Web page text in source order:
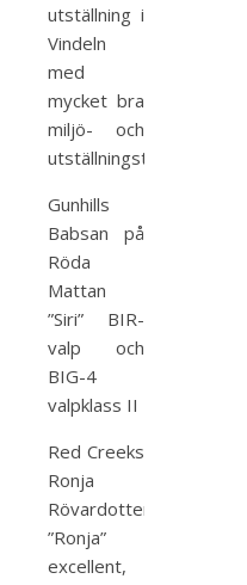
utställning i
Vindeln
med
mycket bra
miljö- och
utställningsträning!
Gunhills
Babsan på
Röda
Mattan
”Siri” BIR-
valp och
BIG-4
valpklass II
Red Creeks
Ronja
Rövardotter
”Ronja”
excellent,